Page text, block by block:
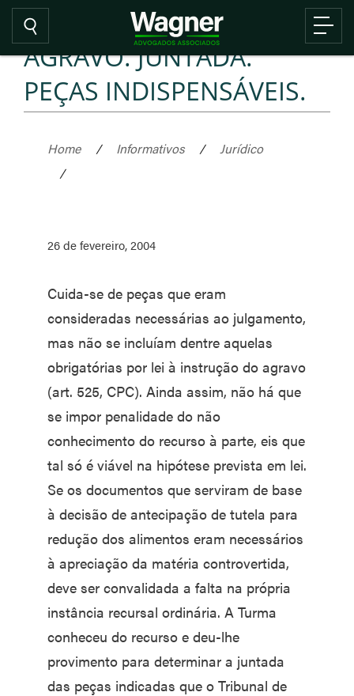
AGRAVO. JUNTADA.
PEÇAS INDISPENSÁVEIS.
Home / Informativos /
Jurídico
/
26 de fevereiro, 2004
Cuida-se de peças que eram
consideradas necessárias ao julgamento,
mas não se incluíam dentre aquelas
obrigatórias por lei à instrução do agravo
(art. 525, CPC). Ainda assim, não há que
se impor penalidade do não
conhecimento do recurso à parte, eis que
tal só é viável na hipótese prevista em lei.
Se os documentos que serviram de base
à decisão de antecipação de tutela para
redução dos alimentos eram necessários
à apreciação da matéria controvertida,
deve ser convalidada a falta na própria
instância recursal ordinária. A Turma
conheceu do recurso e deu-lhe
provimento para determinar a juntada
das peças indicadas que o Tribunal de